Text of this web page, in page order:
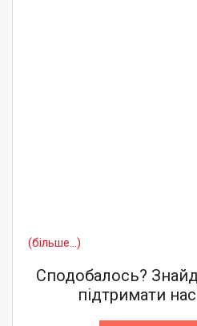
(більше…)
Сподобалось?
підтримати